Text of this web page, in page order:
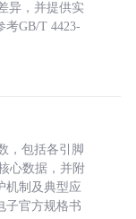
异，并提供实
考GB/T 4423-
，包括各引脚
心数据，并附
机制及典型应
子官方规格书